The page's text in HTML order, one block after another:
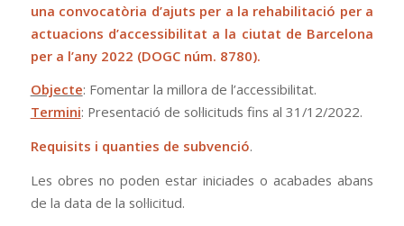
una convocatòria d’ajuts per a la rehabilitació per a
actuacions d’accessibilitat a la ciutat de Barcelona
per a l’any 2022 (DOGC núm. 8780).
Objecte: Fomentar la millora de l’accessibilitat.
Termini: Presentació de sol·licituds fins al 31/12/2022.
Requisits i quanties de subvenció.
Les obres no poden estar iniciades o acabades abans
de la data de la sol·licitud.